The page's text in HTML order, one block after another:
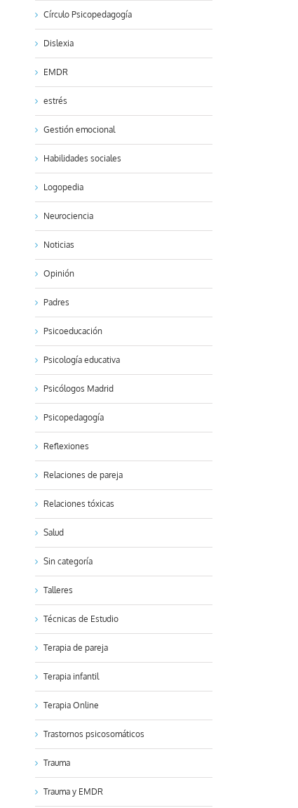
Círculo Psicopedagogía
Dislexia
EMDR
estrés
Gestión emocional
Habilidades sociales
Logopedia
Neurociencia
Noticias
Opinión
Padres
Psicoeducación
Psicología educativa
Psicólogos Madrid
Psicopedagogía
Reflexiones
Relaciones de pareja
Relaciones tóxicas
Salud
Sin categoría
Talleres
Técnicas de Estudio
Terapia de pareja
Terapia infantil
Terapia Online
Trastornos psicosomáticos
Trauma
Trauma y EMDR